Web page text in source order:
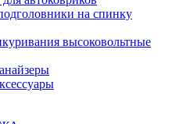
на спинку
высоковольтные